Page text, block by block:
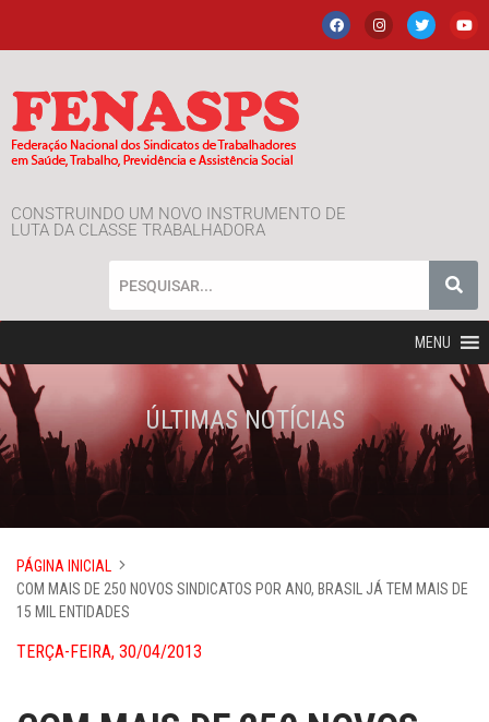
CONSTRUINDO UM NOVO INSTRUMENTO DE
LUTA DA CLASSE TRABALHADORA
MENU
ÚLTIMAS NOTÍCIAS
PÁGINA INICIAL
COM MAIS DE 250 NOVOS SINDICATOS POR ANO, BRASIL JÁ TEM MAIS DE
15 MIL ENTIDADES
TERÇA-FEIRA, 30/04/2013